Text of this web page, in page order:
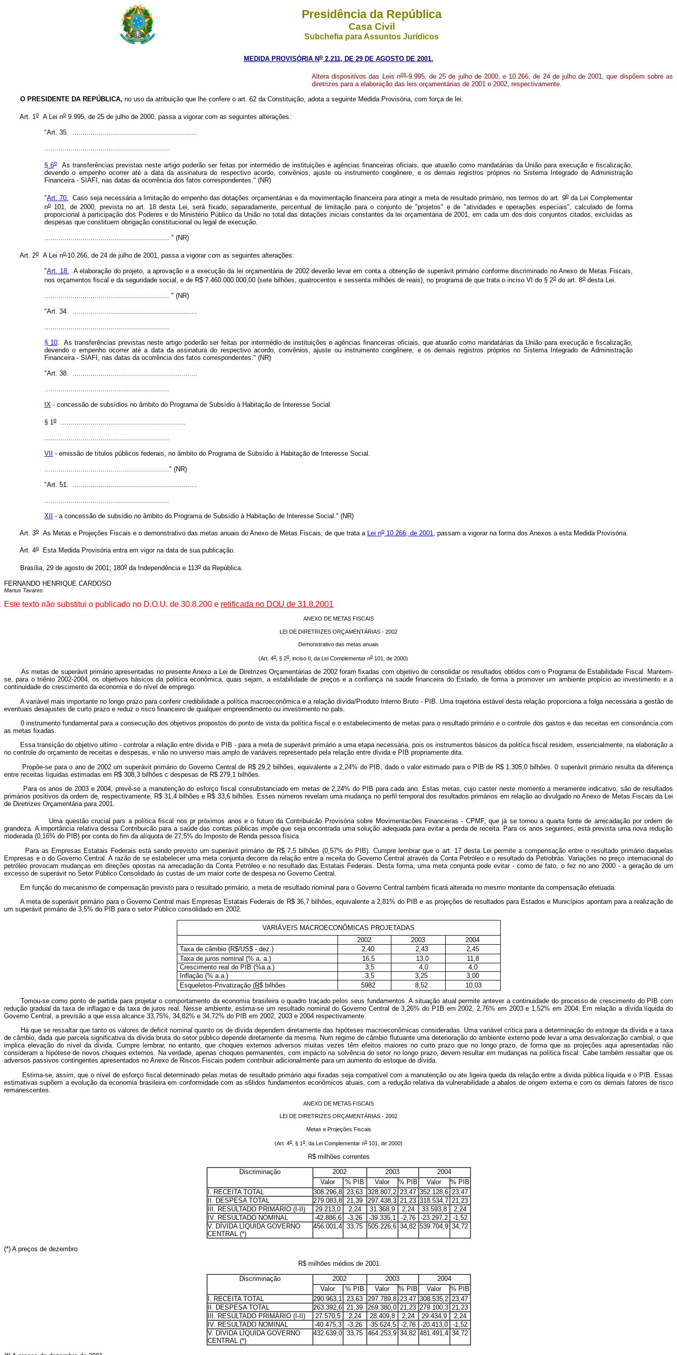
Presidência da República
Casa Civil
Subchefia para Assuntos Jurídicos
MEDIDA PROVISÓRIA No 2.211, DE 29 DE AGOSTO DE 2001.
Altera dispositivos das Leis nos 9.995, de 25 de julho de 2000, e 10.266, de 24 de julho de 2001, que dispõem sobre as
diretrizes para a elaboração das leis orçamentárias de 2001 e 2002, respectivamente.
O PRESIDENTE DA REPÚBLICA, no uso da atribuição que lhe confere o art. 62 da Constituição, adota a seguinte Medida Provisória, com força de lei:
Art. 1 o A Lei no 9.995, de 25 de julho de 2000, passa a vigorar com as seguintes alterações:
"Art. 35. ..............................................................
§ 6oAs transferências previstas neste artigo poderão ser feitas por intermédio de instituições e agências financeiras oficiais, que atuarão como mandatárias da União para execução e fiscalização,
devendo o empenho ocorrer até a data da assinatura do respectivo acordo, convênios, ajuste ou instrumento congênere, e os demais registros próprios no Sistema Integrado de Administração
Financeira - SIAFI, nas datas da ocorrência dos fatos correspondentes." (NR)
"Art. 70. Caso seja necessária a limitação do empenho das dotações orçamentárias e da movimentação financeira para atingir a meta de resultado primário, nos termos do art. 9oda Lei Complementar
no 101, de 2000, prevista no art. 18 desta Lei, será fixado, separadamente, percentual de limitação para o conjunto de "projetos" e de "atividades e operações especiais", calculado de forma
proporcional à participação dos Poderes e do Ministério Público da União no total das dotações iniciais constantes da lei orçamentária de 2001, em cada um dos dois conjuntos citados, excluídas as
despesas que constituem obrigação constitucional ou legal de execução.
.............................................................. " (NR)
Art. 2o A Lei no 10.266, de 24 de julho de 2001, passa a vigorar com as seguintes alterações:
"Art. 18.
A elaboração do projeto, a aprovação e a execução da lei orçamentária de 2002 deverão levar em conta a obtenção de superávit primário conforme discriminado no Anexo de Metas Fiscais,
nos orçamentos fiscal e da seguridade social, e de R$ 7.460.000.000,00 (sete bilhões, quatrocentos e sessenta milhões de reais), no programa de que trata o inciso VI do § 2o do art. 8o desta Lei.
.............................................................. " (NR)
"Art. 34. ..............................................................
..............................................................
§ 10. As transferências previstas neste artigo poderão ser feitas por intermédio de instituições e agências financeiras oficiais, que atuarão como mandatárias da União para execução e fiscalização,
devendo o empenho ocorrer até a data da assinatura do respectivo acordo, convênios, ajuste ou instrumento congênere, e os demais registros próprios no Sistema Integrado de Administração
Financeira - SIAFI, nas datas da ocorrência dos fatos correspondentes." (NR)
"Art. 38. ..............................................................
..............................................................
IX - concessão de subsídios no âmbito do Programa de Subsídio à Habitação de Interesse Social.
§ 1o
VII - emissão de títulos públicos federais, no âmbito do Programa de Subsídio à Habitação de Interesse Social.
.............................................................." (NR)
"Art. 51. ..............................................................
XII - a concessão de subsídio no âmbito do Programa de Subsídio à Habitação de Interesse Social." (NR)
Art. 3o As Metas e Projeções Fiscais e o demonstrativo das metas anuais do Anexo de Metas Fiscais, de que trata a Lei no 10.266, de 2001 , passam a vigorar na forma dos Anexos a esta Medida Provisória.
Art. 4o Esta Medida Provisória entra em vigor na data de sua publicação.
Brasília, 29 de agosto de 2001; 180o da Independência e 113o da República.
FERNANDO HENRIQUE CARDOSO
Martus Tavares
Este texto não substitui o publicado no D.O.U. de 30.8.200 e retificada no DOU de 31.8.2001
ANEXO DE METAS FISCAIS
LEI DE DIRETRIZES ORÇAMENTÁRIAS - 2002
Demonstrativo das metas anuais
(Art. 4o , § 2o , inciso II, da Lei Complementar no 101, de 2000)
As metas de superávit primário apresentadas no presente Anexo a Lei de Diretrizes Orçamentárias de 2002 foram fixadas com objetivo de consolidar os resultados obtidos com o Programa de Estabilidade Fiscal. Mantem-
se, para o triênio 2002-2004, os objetivos básicos da politíca econômica, quais sejam, a estabilidade de preços e a confiança na saúde financeira do Estado, de forma a promover um ambiente propício ao investimento e a
continuidade do crescimento da economia e do nível de emprego.
A variável mais importante no longo prazo para conferir credibilidade a política macroeconômica e a relação dívida/Produto Interno Bruto - PIB. Uma trajetória estável desta relação proporciona a folga necessária a gestão de
eventuais desajustes de curto prazo e reduz o risco financeiro de qualquer empreendimento ou investimento no pals.
0 instrumento fundamental para a consecução dos objetivos propostos do ponto de vista da política fiscal e o estabelecimento de metas para o resultado primário e o controle dos gastos e das receitas em consonância com
as metas fixadas.
Essa transição do objetivo ultimo - controlar a relação entre dívida e PIB - para a meta de superávit primário a uma etapa necessária, pois os instrumentos básicos da politíca fiscal residem, essencialmente, na elaboração a
no controle do orçamento de receitas e despesas, e não no universo mais amplo de variáveis representado pela relação entre dívida e PIB propriamente dita.
Propõe-se para o ano de 2002 um superávit primário do Governo Central de R$ 29,2 bilhões, equivalente a 2,24% do PIB, dado o valor estimado para o PIB de R$ 1.305,0 bilhões. 0 superávit primário resulta da diferença
entre receitas líquidas estimadas em R$ 308,3 bilhões c despesas de R$ 279,1 bilhões.
Para os anos de 2003 e 2004, prevê-se a manutenção do esforço fiscal consubstanciado em metas de 2,24% do PIB para cada ano. Estas metas, cujo caster neste momento a meramente indicativo, são de resultados
primários positivos da ordem de, respectivamente, R$ 31,4 bilhões e R$ 33,6 bilhões. Esses números revelam uma mudança no perfil temporal dos resultados primários em relação ao divulgado no Anexo de Metas Fiscais da Lei
de Diretrizes Orçamentária para 2001.
Uma questão crucial pars a política fiscal nos pr próximos anos e o futuro da Contribuicão Provisória sobre Movimentacões Financeiras - CPMF, que já se tornou a quarta fonte de arrecadação por ordem de
grandeza. A importância relativa dessa Contribuicão para a saúde das contas públicas impõe que seja encontrada uma solução adequada para evitar a perda de receita. Para os anos seguintes, está prevista uma nova redução
moderada (0,16% do PIB) por conta do fim da alíquota de 27,5% do Imposto de Renda pessoa física.
Para as Empresas Estatais Federais está sendo previsto urn superávit primário de R$ 7,5 bilhões (0,57% do PIB). Cumpre lembrar que o art. 17 desta Lei permite a compensação entre o resultado primário daquelas
Empresas e o do Governo Central. A razão de se estabelecer uma meta conjunta decorre da relação entre a receita do Governo Central através da Conta Petróleo e o resultado da Petrobrás. Variações no preço intemacional do
petróleo provocam mudanças em direções opostas na arrecadação da Conta Petróleo e no resultado das Estatais Federais. Desta forma, uma meta conjunta pode evitar - como de fato, o fez no ano 2000 - a geração de urn
excesso de superávit no Setor Público Consolidado às custas de um maior corte de despesa no Governo Central.
Em função do mecanismo de compensação previsto para o resultado primário, a meta de resultado nominal para o Governo Central também ficará alterada no mesmo montante da compensação efetuada.
A meta de superávit primário para o Governo Central mais Empresas Estatais Federais de R$ 36,7 bilhões, equivalente a 2,81% do PIB e as projeções de resultados para Estados e Municípios apontam para a realização de
um superávit primário de 3,5% do PIB para o setor Público consolidado em 2002.
VARIÁVEIS MACROECONÔMICAS PROJETADAS
2002
2003
2004
Taxa de câmbio (R$/US$ - dez.)
2,40 2,43
2,45
Taxa de juros nominal (% a. a.)
16,5 13,0
11,8
Crescimento real do PIB (%a.a.)
3,5 4,0
4,0
Inflação (% a.a.)
3,5 3,25
3,00
Esqueletos-Privatização (R$ bilhões 5982 8,52 10,03
Tomou-se como ponto de partida para projetar o comportamento da economia brasileira o quadro traçado pelos seus fundamentos. A situação atual permite antever a continuidade do processo de crescimento do PIB corn
redução gradual da taxa de inflagao e da taxa de juros real. Nesse ambiente, estima-se um resultado nominal do Governo Central de 3,26% do P1B em 2002, 2,76% em 2003 e 1,52% em 2004. Em relação a dívida líquida do
Governo Central, a previsão a que essa alcance 33,75%, 34,82% e 34,72% do PIB em 2002, 2003 e 2004 respectivamente.
Há que se ressaltar que tanto os valores de deficit nominal quanto os de dívida dependem diretamente das hipóteses macroeconômicas consideradas. Uma variável crítica para a determinação do estoque da dívida e a taxa
de câmbio, dada que parcela significativa da dívida bruta do setor público depende diretamente da mesma. Num regime de câmbio flutuante uma deterioração do ambiente externo pode levar a uma desvalorização cambial, o que
implica elevação do nível da dívida. Cumpre lembrar, no entanto, que choques externos adversos muitas vezes têm efeitos maiores no curto prazo que no longo prazo, de forma que as projeções aqui apresentadas não
consideram a hipótese de novos choques externos. Na verdade, apenas choques permanentes, com impacto na solvência do setor no longo prazo, devern resultar em mudanças na política fiscal. Cabe também ressaltar que os
adversos passivos contingentes apresentados no Anexo de Riscos Fiscais podem contribuir adicionalmente para urn aumento do estoque de dívida.
Estima-se, assim, que o nível de esforço fiscal determinado pelas metas de resultado primário aqui fixadas seja compatível com a manutenção ou ate ligeira queda da relação entre a divida pública líquida e o PIB. Essas
estimativas supõem a evolução da economia brasileira em conformidade com as s6lidos fundamentos econômicos atuais, com a redução relativa da vulnerabilidade a abalos de origem externa e com os demais fatores de risco
remanescentes.
ANEXO DE METAS FISCAIS
LEI DE DIRETRIZES ORÇAMENTÁRIAS - 2002
Metas e Projeções Fiscais
(Art. 4o , § 1 o , da Lei Complementar no 101, de 2000)
R$ milhões correntes
Discriminação 2002 2003
2004
Valor
% PIB Valor % PIB Valor
% PIB
I. RECEITA TOTAL
308.296,8 23,63 328.807,2 23,47 352.128,6 23,47
II. DESPESA TOTAL
279.083,8 21,39 297.438,3 21,23 318.534,7 21,23
III. RESULTADO PRIMÁRIO (I-II)
29.213,0 2,24 31.368,9 2,24 33.593,8
2,24
IV. RESULTADO NOMINAL
-42.886,6 -3,26 -39.335,1 -2,76 -23.297,2
-1,52
V. DÍVIDA LÍQUIDA GOVERNO
CENTRAL (*)
456.001,4 33,75 505.226,6 34,82 539.704,9 34,72
(*) A preços de dezembro
R$ milhões médios de 2001
Discriminação 2002 2003
2004
Valor
% PIB Valor % PIB Valor
% PIB
I. RECEITA TOTAL
290.963,1 23,63 297.789,8 23,47 308.535,2 23,47
II. DESPESA TOTAL
263.392,6 21,39 269.380,0 21,23 279.100,3 21,23
III. RESULTADO PRIMÁRIO (I-II)
27.570,5 2,24 28.409,8 2,24 29.434,9
2,24
IV. RESULTADO NOMINAL
-40.475,3 -3,26 -35.624,5 -2,76 -20.413,0
-1,52
V. DÍVIDA LÍQUIDA GOVERNO
CENTRAL (*)
432.639,0 33,75 464.253,9 34,82 481.491,4 34,72